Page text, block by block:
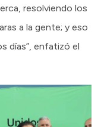
resolviendo los
a la gente; y eso
días”, enfatizó el